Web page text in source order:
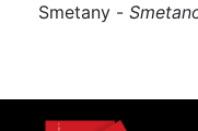
Smetany -